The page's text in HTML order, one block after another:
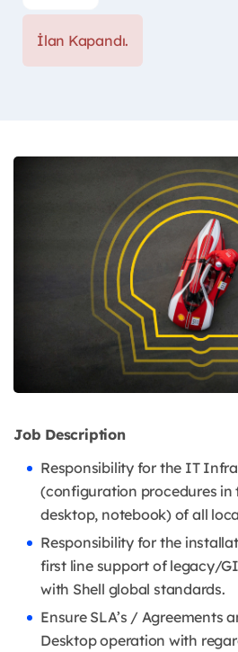
İlan Kapandı.
Job Description
Responsibility for the IT
(configuration procedures in
desktop, notebook) of all
Responsibility for the
first line support of legacy/
with Shell global standards.
Ensure SLA’s / Agreements
Desktop operation with